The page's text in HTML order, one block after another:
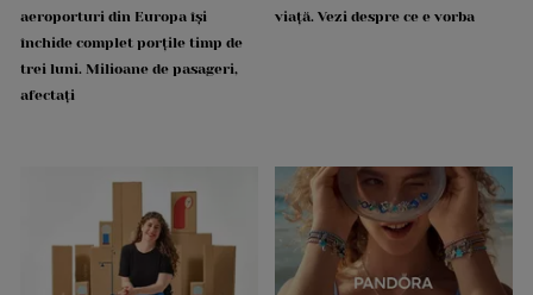
aeroporturi din Europa își
închide complet porțile timp de
trei luni. Milioane de pasageri,
afectați
viață. Vezi despre ce e vorba